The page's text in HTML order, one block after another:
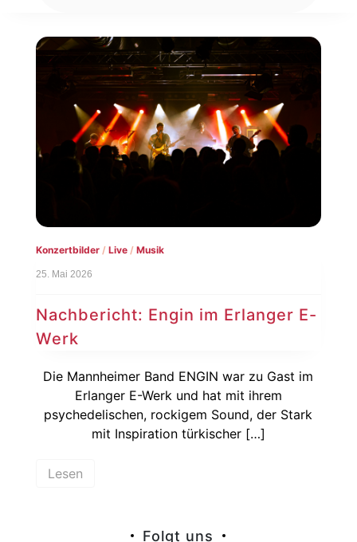
Konzertbilder/ Live/ Musik
25. Mai 2026
Nachbericht: Engin im Erlanger E-
Werk
Die Mannheimer Band ENGIN war zu Gast im
Erlanger E-Werk und hat mit ihrem
psychedelischen, rockigem Sound, der Stark
mit Inspiration türkischer […]
Lesen
Folgt uns